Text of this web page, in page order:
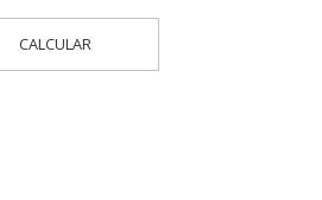
CALCULAR